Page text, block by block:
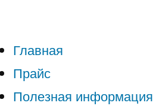
Главная
Прайс
Полезная информация